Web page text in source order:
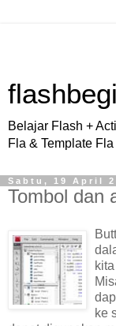
Belajar Flash +
Fla & Template Fla
Sabtu, 19 April
Tombol dan
ke